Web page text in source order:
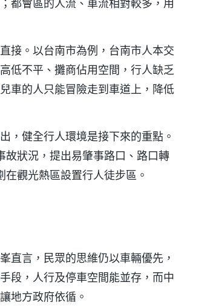
接。以台南市為例，台南市人本交
低不平、攤商佔用空間，行人缺乏
車的人只能冒險走到車道上，降低
，健全行人環境是接下來的重點。
狀況，提出易肇事路口、路口轉
觀光熱區設置行人徒步區。
直言，民眾的思維仍以車輛優先，
段，人行及停車空間能並存，而中
地方政府依循。